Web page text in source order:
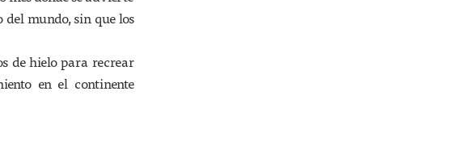
mundo, sin que los
de hielo para recrear
en el continente